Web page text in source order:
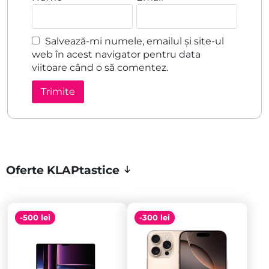
Salvează-mi numele, emailul și site-ul
web în acest navigator pentru data
viitoare când o să comentez.
Oferte KLAPtastice
-500 lei -300 lei